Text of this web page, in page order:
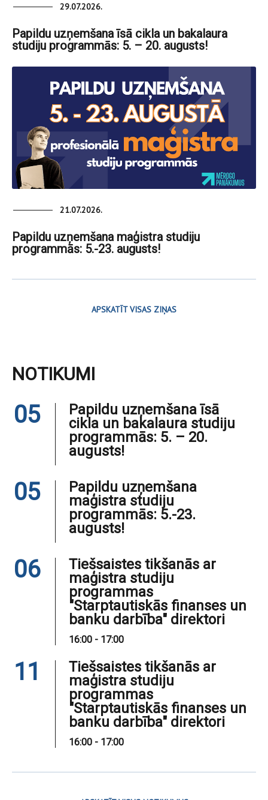
29.07.2026.
Papildu uzņemšana īsā cikla un bakalaura
studiju programmās: 5. – 20. augusts!
21.07.2026.
Papildu uzņemšana maģistra studiju
programmās: 5.-23. augusts!
APSKATĪT VISAS ZIŅAS
NOTIKUMI
05
Papildu uzņemšana īsā
cikla un bakalaura studiju
programmās: 5. – 20.
augusts!
05
Papildu uzņemšana
maģistra studiju
programmās: 5.-23.
augusts!
06
Tiešsaistes tikšanās ar
maģistra studiju
programmas
"Starptautiskās finanses un
banku darbība" direktori
16:00 - 17:00
11
Tiešsaistes tikšanās ar
maģistra studiju
programmas
"Starptautiskās finanses un
banku darbība" direktori
16:00 - 17:00